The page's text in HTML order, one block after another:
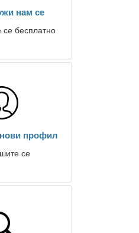
нам се
се бесплатно
нови профил
се